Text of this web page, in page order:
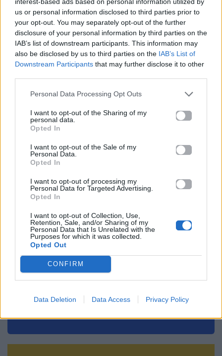
us or personal information disclosed to third parties prior to
your opt-out. You may separately opt-out of the further
disclosure of your personal information by third parties on the
IAB’s list of downstream participants. This information may
also be disclosed by us to third parties on the IAB’s List of
Downstream Participants that may further disclose it to other
Personal Data Processing Opt Outs
I want to opt-out of the Sharing of my
personal data.
Opted In
I want to opt-out of the Sale of my
Personal Data.
Opted In
I want to opt-out of processing my
Personal Data for Targeted Advertising.
Opted In
I want to opt-out of Collection, Use,
Retention, Sale, and/or Sharing of my
Personal Data that Is Unrelated with the
Purposes for which it was collected.
Opted Out
CONFIRM
Data Deletion Data Access Privacy Policy
Ο πιο εύκολος τρόπος να κοσκινίσεις αλεύρι
χωρίς ακαταστασία μέσα σε 1 λεπτό
Η πιο νόστιμη viral τάση του καλοκαιριού –
Τα «γλυκά φρούτα» που έχουν ξετρελάνει τα
Για σχόλια, μηνύματα ή φωτογραφικό υλικό
σχετικά με το
Mad.gr, επισκεφτείτε μας στο
Facebook, επικοινωνήστε μέσω
ή
ακολουθήστε μας στο
κουζίνα μαχαίρι
Ακολουθήστε το
Mad.gr στο Google
Ακολουθήστε το
Mad.gr στο MSN